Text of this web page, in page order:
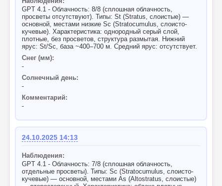
GPT 4.1 - Облачность: 8/8 (сплошная облачность,
просветы отсутствуют). Типы: St (Stratus, слоистые) —
основной, местами низкие Sc (Stratocumulus, слоисто-
кучевые). Характеристика: однородный серый слой,
плотные, без просветов, структура размытая. Нижний
ярус: St/Sc, база ~400–700 м. Средний ярус: отсутствует.
Снег (мм):
-
Солнечный день:
-
Комментарий:
-
24.10.2025 14:13
Наблюдения:
GPT 4.1 - Облачность: 7/8 (сплошная облачность,
отдельные просветы). Типы: Sc (Stratocumulus, слоисто-
кучевые) — основной, местами As (Altostratus, слоистые)